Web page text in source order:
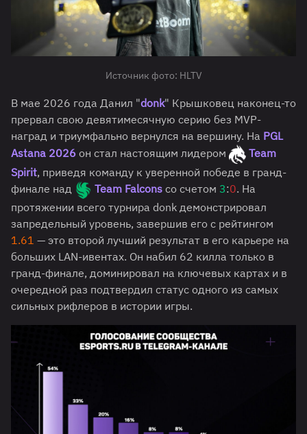
Источник фото: HLTV
В мае 2026 года Данил "donk" Крышковец наконец-то
прервал свою девятимесячную серию без MVP-
наград и триумфально вернулся на вершину. На PGL
Astana 2026 он стал настоящим лидером
Team
Spirit, приведя команду к уверенной победе в гранд-
финале над
Team Falcons со счетом 3:0. На
протяжении всего турнира donk демонстрировал
запредельный уровень, завершив его с рейтингом
1.61 — это второй лучший результат в его карьере на
больших LAN-ивентах. Он набил 62 килла только в
гранд-финале, доминировал на ключевых картах и в
очередной раз подтвердил статус одного из самых
сильных рифлеров в истории игры.